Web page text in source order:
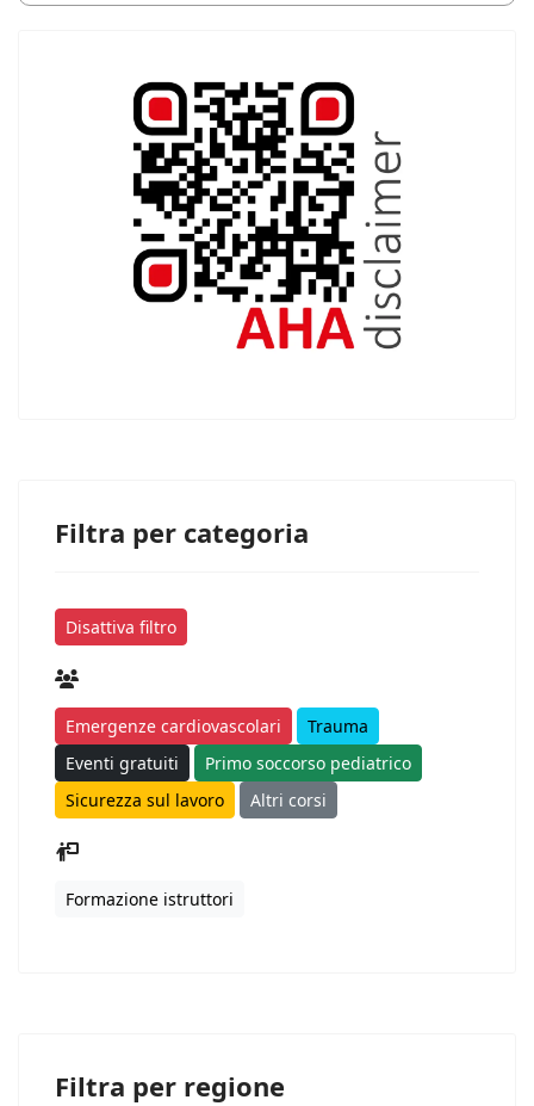
Filtra per categoria
Disattiva filtro
Emergenze cardiovascolari
Trauma
Eventi gratuiti
Primo soccorso pediatrico
Sicurezza sul lavoro
Altri corsi
Formazione istruttori
Filtra per regione